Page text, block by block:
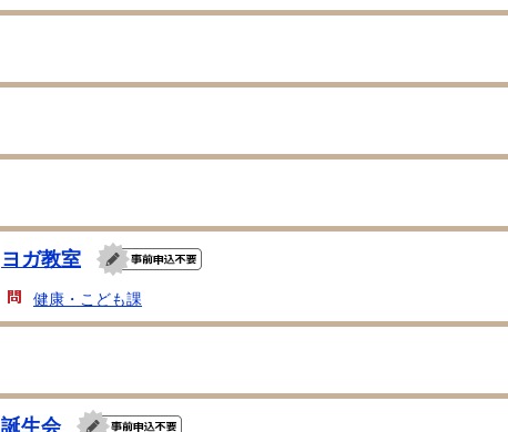
ヨガ教室
健康・こども課
誕生会